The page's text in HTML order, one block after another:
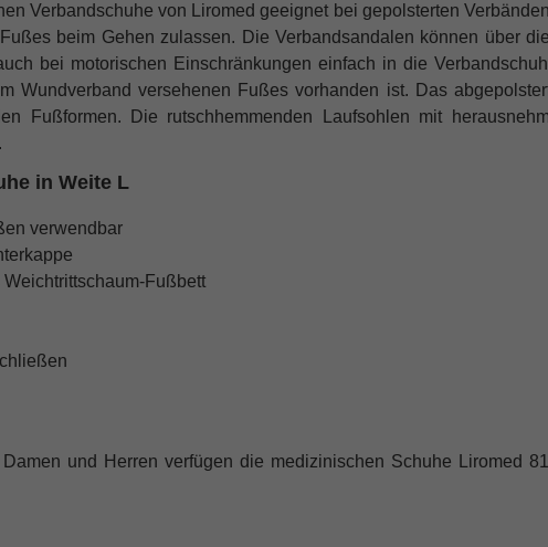
Verbandschuhe von Liromed geeignet bei gepolsterten
beim Gehen zulassen. Die Verbandsandalen können über
bei motorischen Einschränkungen einfach in die
Wundverband versehenen Fußes vorhanden ist. Das
Fußformen. Die rutschhemmenden Laufsohlen mit
in Weite L
verwendbar
Fußbett
und Herren verfügen die medizinischen Schuhe Liromed